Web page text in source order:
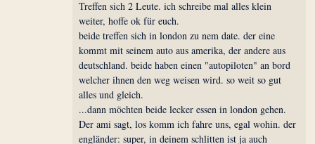
Treffen sich 2 Leute. ich schreibe mal alles klein
weiter, hoffe ok für euch.
beide treffen sich in london zu nem date. der eine
kommt mit seinem auto aus amerika, der andere aus
deutschland. beide haben einen "autopiloten" an bord
welcher ihnen den weg weisen wird. so weit so gut
alles und gleich.
...dann möchten beide lecker essen in london gehen.
Der ami sagt, los komm ich fahre uns, egal wohin. der
engländer: super, in deinem schlitten ist ja auch